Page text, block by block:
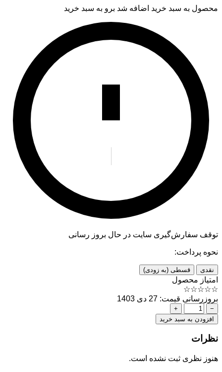
محصول به سبد خرید اضافه شد برو به سبد خرید
توقف سفارش‌گیری سایت در حال بروز رسانی
نحوه پرداخت:
نقدی قسطی (به زودی)
امتیاز محصول
☆
☆
☆
☆
☆
بروزرسانی قیمت: 27 دی 1403
−
+
افزودن به سبد خرید
نظرات
هنوز نظری ثبت نشده است.